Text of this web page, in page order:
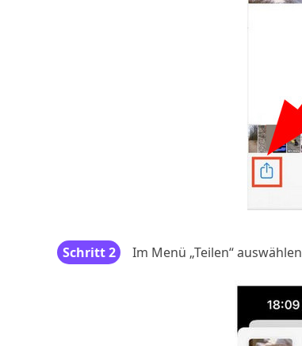
Schritt 2 Im Menü „Teilen“ auswählen